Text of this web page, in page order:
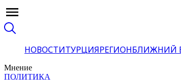
НОВОСТИТУРЦИЯРЕГИОНБЛИЖНИЙ
Мнение
ПОЛИТИКА